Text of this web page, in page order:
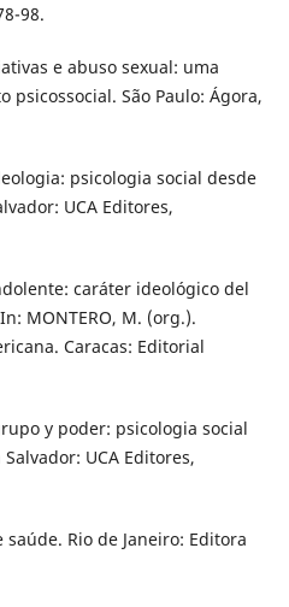
98.
e abuso sexual: uma
São Paulo: Ágora,
psicologia social desde
UCA Editores,
caráter ideológico del
MONTERO, M. (org.).
Caracas: Editorial
y poder: psicologia social
UCA Editores,
saúde. Rio de Janeiro: Editora